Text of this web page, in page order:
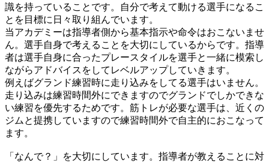
識を持っていることです。自分で考えて動ける選手になるこ
とを目標に日々取り組んでいます。
当アカデミーは指導者側から基本指示や命令はおこないませ
ん。選手自身で考えることを大切にしているからです。指導
者は選手自身に合ったプレースタイルを選手と一緒に模索し
ながらアドバイスをしてレベルアップしていきます。
例えばグランド練習時に走り込みをしてる選手はいません。
走り込みは練習時間外にできますのでグランドでしかできな
い練習を優先するためです。筋トレが必要な選手は、近くの
ジムと提携していますので練習時間外で自主的におこなって
ます。
「なんで？」を大切にしています。指導者が教えることに対